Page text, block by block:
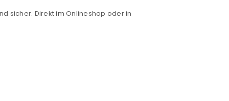
sicher. Direkt im Onlineshop oder in